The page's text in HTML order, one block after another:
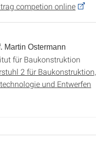
competion online
Martin Ostermann
für Baukonstruktion
2 für Baukonstruktion,
und Entwerfen